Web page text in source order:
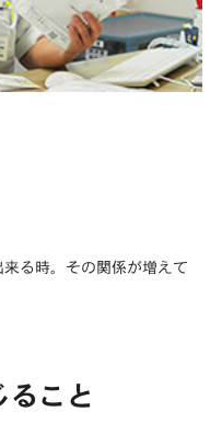
る時。その関係が増えて
ること